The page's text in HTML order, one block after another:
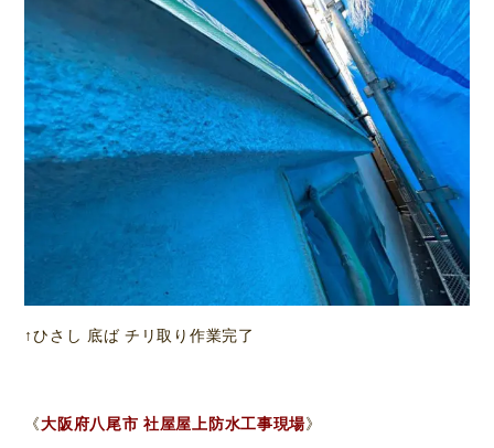
↑ひさし 底ば チリ取り作業完了
《大阪府八尾市 社屋屋上防水工事現場》